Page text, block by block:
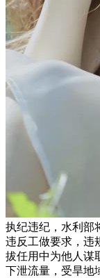
执纪违纪，水利部
违反工做要求，违
拔任用中为他人谋
下泄流量，受旱地